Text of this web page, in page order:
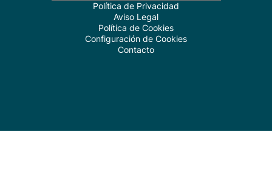
Política de Privacidad
Aviso Legal
Política de Cookies
Configuración de Cookies
Contacto